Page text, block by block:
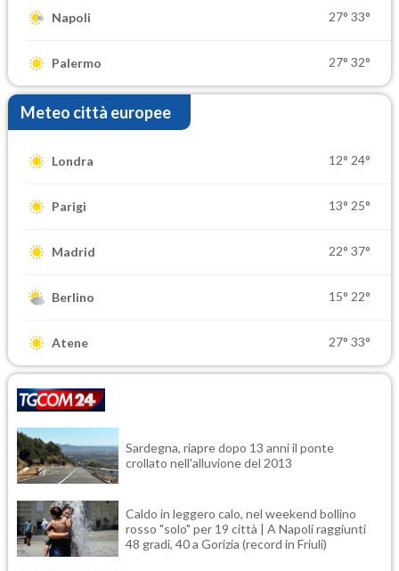
Napoli 27° 33°
Palermo 27° 32°
Meteo città europee
Londra 12° 24°
Parigi 13° 25°
Madrid 22° 37°
Berlino 15° 22°
Atene 27° 33°
Sardegna, riapre dopo 13 anni il ponte
crollato nell'alluvione del 2013
Caldo in leggero calo, nel weekend bollino
rosso "solo" per 19 città | A Napoli raggiunti
48 gradi, 40 a Gorizia (record in Friuli)